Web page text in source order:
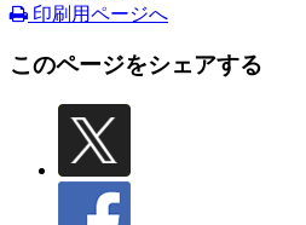
印刷用ページへ
このページをシェアする